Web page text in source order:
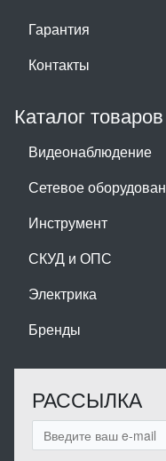
Гарантия
Контакты
Каталог товаров
Видеонаблюдение
Сетевое
Инструмент
СКУД и ОПС
Электрика
Бренды
РАССЫЛКА